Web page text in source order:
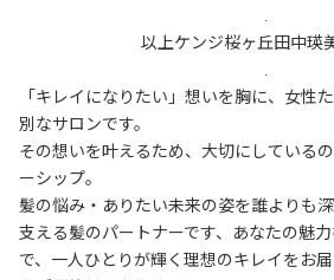
.
以上ケンジ桜ヶ丘田中瑛
.
「キレイになりたい」想いを胸に、女性
別なサロンです。
その想いを叶えるため、大切にしている
ーシップ。
髪の悩み・ありたい未来の姿を誰よりも
支える髪のパートナーです、あなたの魅
で、一人ひとりが輝く理想のキレイをお届